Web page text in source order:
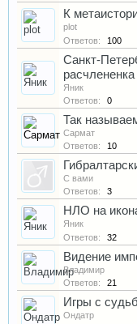
К
plot
Ответов:
100
Санкт-
расчлененка
Яник
Ответов:
0
Так
Сармат
Ответов:
10
С вами
Ответов:
3
НЛО на
Яник
Ответов:
32
Видение
Владимир
Ответов:
21
Игры с
Ондатр